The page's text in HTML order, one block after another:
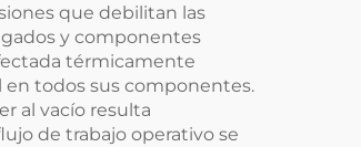
que debilitan las
y componentes
térmicamente
todos sus componentes.
al vacío resulta
de trabajo operativo se